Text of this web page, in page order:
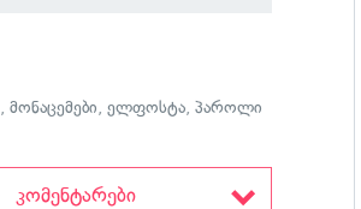
,მონაცემები,ელფოსტა,პაროლი
კომენტარები